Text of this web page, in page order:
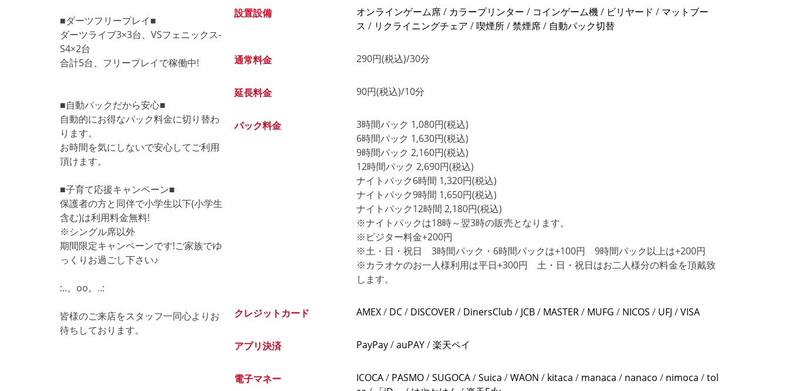
設置設備 オンラインゲーム席/ カラープリンター / コインゲーム機/ ビリヤード / マットブー
ス / リクライニングチェア /喫煙所/禁煙席/ 自動パック切替
通常料金 290円(税込)/30分
延長料金 90円(税込)/10分
パック料金
3時間パック 1,080円(税込)
6時間パック 1,630円(税込)
9時間パック 2,160円(税込)
12時間パック 2,690円(税込)
ナイトパック6時間 1,320円(税込)
ナイトパック9時間 1,650円(税込)
ナイトパック12時間 2,180円(税込)
※ナイトパックは18時～翌3時の販売となります。
※ビジター料金+200円
※土・日・祝日 3時間パック・6時間パックは+100円 9時間パック以上は+200円
※カラオケのお一人様利用は平日+300円 土・日・祝日はお二人様分の料金を頂戴致
します。
クレジットカード AMEX/ DC/ DISCOVER/ DinersClub / JCB/ MASTER/ MUFG / NICOS / UFJ /VISA
アプリ決済 PayPay/auPAY/楽天ペイ
電子マネー ICOCA/ PASMO/SUGOCA/Suica /WAON / kitaca / manaca / nanaco / nimoca /tol
■ダーツフリープレイ■
ダーツライブ3×3台、VSフェニックス-
S4×2台
合計5台、フリープレイで稼働中!
■自動パックだから安心■
自動的にお得なパック料金に切り替わ
ります。
お時間を気にしないで安心してご利用
頂けます。
■子育て応援キャンペーン■
保護者の方と同伴で小学生以下(小学生
含む)は利用料金無料!
※シングル席以外
期間限定キャンペーンです!ご家族でゆ
っくりお過ごし下さい♪
:..。oo。..:
皆様のご来店をスタッフ一同心よりお
待ちしております。